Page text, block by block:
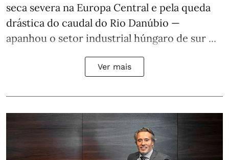
seca severa na Europa Central e pela queda
drástica do caudal do Rio Danúbio —
apanhou o setor industrial húngaro de sur ...
Ver mais